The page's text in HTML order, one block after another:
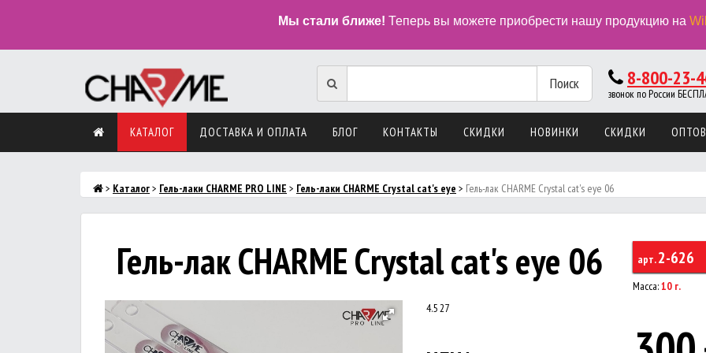
Мы стали ближе! Теперь вы можете приобрести нашу продукцию на
Поиск 8-800-23-
звонок по России
КАТАЛОГ ДОСТАВКА И ОПЛАТА БЛОГ КОНТАКТЫ СКИДКИ НОВИНКИ СКИДКИ
> Каталог> Гель-лаки CHARME PRO LINE > Гель-лаки CHARME Crystal cat's eye > Гель-лак CHARME Crystal cat's eye 06
Гель-лак CHARME Crystal cat's eye 06 арт.2-626
Масса:10 г.
4.527